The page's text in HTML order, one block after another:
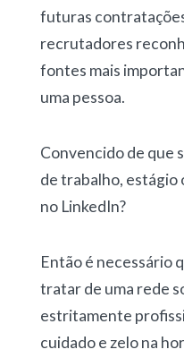
futuras
recrutadores
fontes mais
uma pessoa.
Convencido de que
de trabalho, estágio
no LinkedIn?
Então é necessário
tratar de uma rede
estritamente
cuidado e zelo na